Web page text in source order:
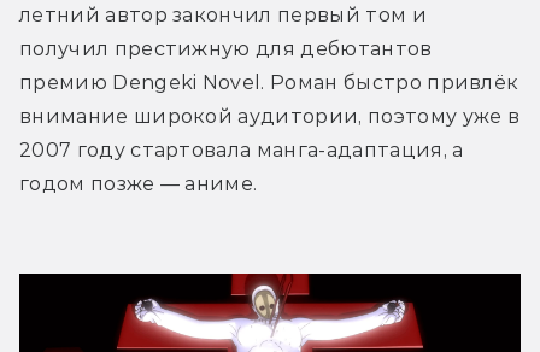
летний автор закончил первый том и
получил престижную для дебютантов
премию Dengeki Novel. Роман быстро привлёк
внимание широкой аудитории, поэтому уже в
2007 году стартовала манга-адаптация, а
годом позже — аниме.